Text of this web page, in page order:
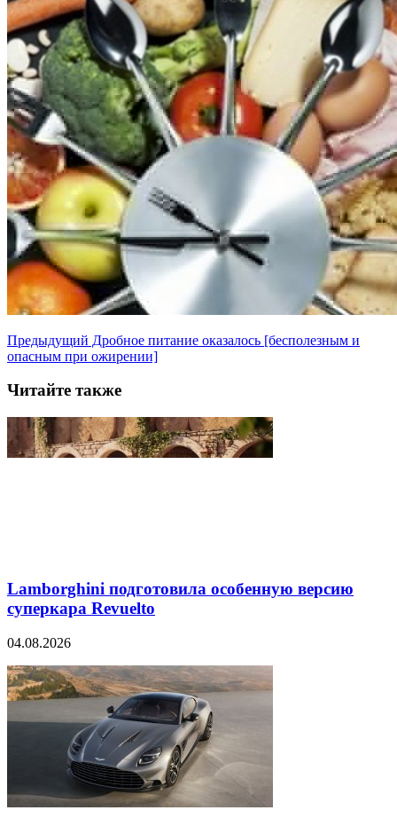
Предыдущий Дробное питание оказалось [бесполезным и
опасным при ожирении]
Читайте также
Lamborghini подготовила особенную версию
суперкара Revuelto
04.08.2026